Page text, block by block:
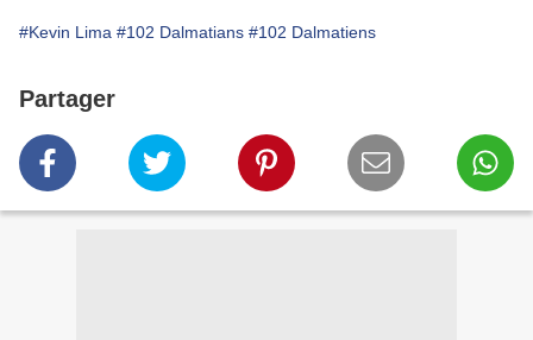
#Kevin Lima #102 Dalmatians #102 Dalmatiens
Partager